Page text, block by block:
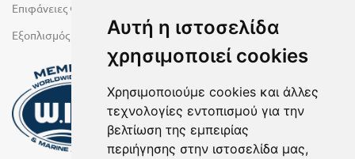
Αυτή η ιστοσελίδα
χρησιμοποιεί cookies
Χρησιμοποιούμε cookies και άλλες
τεχνολογίες εντοπισμού για την
βελτίωση της εμπειρίας
περιήγησης στην ιστοσελίδα μας,
Επιφάνειες Φυσικών Πετρωμάτων
Εξοπλισμός Υγρών Χώρων